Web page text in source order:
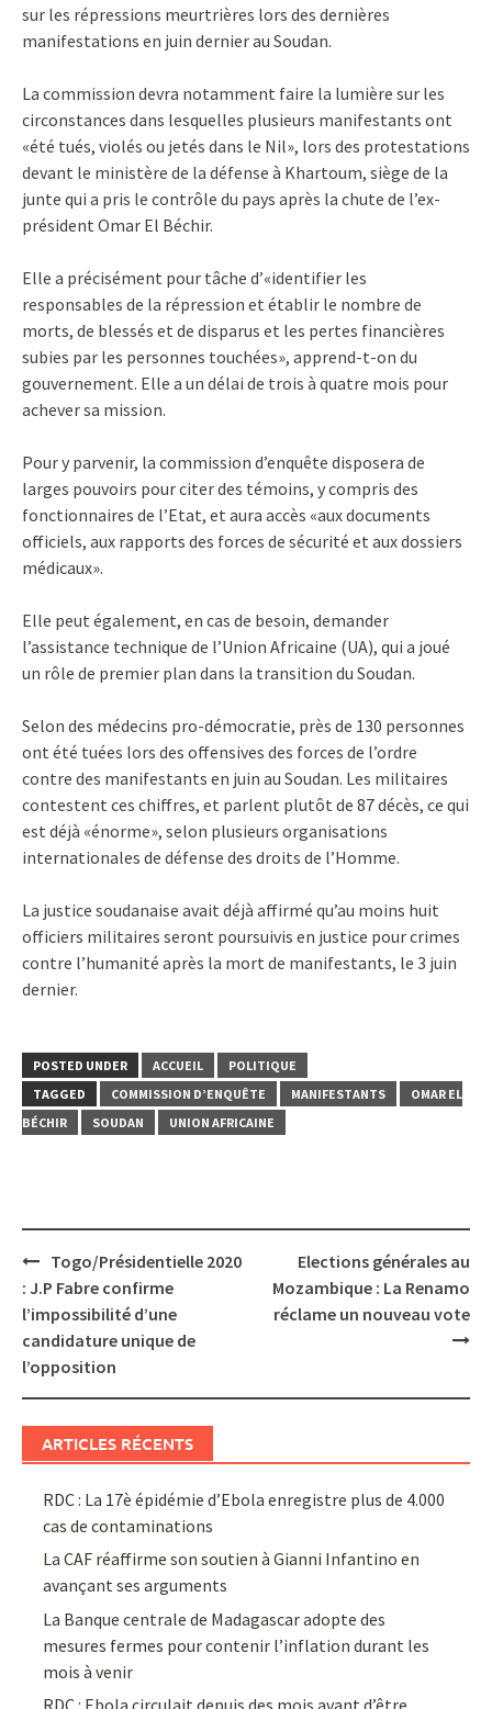
sur les répressions meurtrières lors des dernières
manifestations en juin dernier au Soudan.
La commission devra notamment faire la lumière sur les
circonstances dans lesquelles plusieurs manifestants ont
«été tués, violés ou jetés dans le Nil», lors des protestations
devant le ministère de la défense à Khartoum, siège de la
junte qui a pris le contrôle du pays après la chute de l’ex-
président Omar El Béchir.
Elle a précisément pour tâche d’«identifier les
responsables de la répression et établir le nombre de
morts, de blessés et de disparus et les pertes financières
subies par les personnes touchées», apprend-t-on du
gouvernement. Elle a un délai de trois à quatre mois pour
achever sa mission.
Pour y parvenir, la commission d’enquête disposera de
larges pouvoirs pour citer des témoins, y compris des
fonctionnaires de l’Etat, et aura accès «aux documents
officiels, aux rapports des forces de sécurité et aux dossiers
médicaux».
Elle peut également, en cas de besoin, demander
l’assistance technique de l’Union Africaine (UA), qui a joué
un rôle de premier plan dans la transition du Soudan.
Selon des médecins pro-démocratie, près de 130 personnes
ont été tuées lors des offensives des forces de l’ordre
contre des manifestants en juin au Soudan. Les militaires
contestent ces chiffres, et parlent plutôt de 87 décès, ce qui
est déjà «énorme», selon plusieurs organisations
internationales de défense des droits de l’Homme.
La justice soudanaise avait déjà affirmé qu’au moins huit
officiers militaires seront poursuivis en justice pour crimes
contre l’humanité après la mort de manifestants, le 3 juin
dernier.
POSTED UNDER ACCUEIL
POLITIQUE
TAGGED
COMMISSION D’ENQUÊTE MANIFESTANTS
OMAR EL
BÉCHIR
SOUDAN UNION AFRICAINE
Post
navigation
Togo/Présidentielle 2020
: J.P Fabre confirme
l’impossibilité d’une
candidature unique de
l’opposition
Elections générales au
Mozambique : La Renamo
réclame un nouveau vote
ARTICLES RÉCENTS
RDC : La 17è épidémie d’Ebola enregistre plus de 4.000
cas de contaminations
La CAF réaffirme son soutien à Gianni Infantino en
avançant ses arguments
La Banque centrale de Madagascar adopte des
mesures fermes pour contenir l’inflation durant les
mois à venir
RDC : Ebola circulait depuis des mois avant d’être